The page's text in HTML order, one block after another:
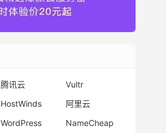
腾讯云
Vultr
HostWinds
阿里云
WordPress
NameCheap